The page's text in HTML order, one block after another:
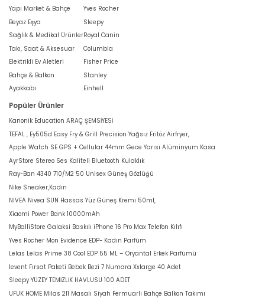
Yapı Market & Bahçe
Beyaz Eşya
Sağlık & Medikal Ürünler
Takı, Saat & Aksesuar
Elektrikli Ev Aletleri
Bahçe & Balkon
Ayakkabı
Yves Rocher
Sleepy
Royal Canin
Columbia
Fisher Price
Stanley
Einhell
Popüler Ürünler
Kanonik Education ARAÇ ŞEMSİYESİ
TEFAL , Ey505d Easy Fry & Grill Precision Yağsız Fritöz Airfryer,
Apple Watch SE GPS + Cellular 44mm Gece Yarısı Alüminyum Kasa
AyrStore Stereo Ses Kaliteli Bluetooth Kulaklık
Ray-Ban 4340 710/M2 50 Unisex Güneş Gözlüğü
Nike Sneaker,Kadın
NIVEA Nivea SUN Hassas Yüz Güneş Kremi 50ml,
Xiaomi Power Bank 10000mAh
MyBalliStore Galaksi Baskılı iPhone 16 Pro Max Telefon Kılıfı
Yves Rocher Mon Evidence EDP- Kadın Parfüm
Lelas Lelas Prime 38 Cool EDP 55 ML – Oryantal Erkek Parfümü
levent Fırsat Paketi Bebek Bezi 7 Numara Xxlarge 40 Adet
Sleepy YÜZEY TEMİZLİK HAVLUSU 100 ADET
UFUK HOME Milas 211 Masalı Siyah Fermuarlı Bahçe Balkon Takımı